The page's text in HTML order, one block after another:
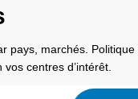
pays, marchés.
centres d’intérêt.